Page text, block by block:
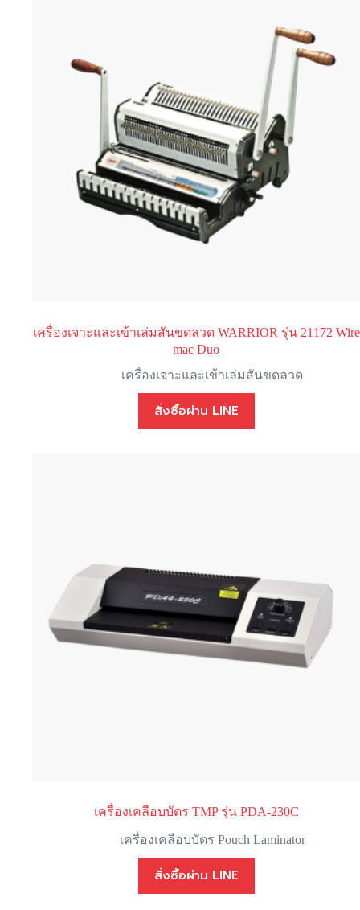
เครื่องเจาะและเข้าเล่มสันขดลวด WARRIOR รุ่น 21172 Wire
mac Duo
เครื่องเจาะและเข้าเล่มสันขดลวด
สั่งซื้อผ่าน LINE
เครื่องเคลือบบัตร TMP รุ่น PDA-230C
เครื่องเคลือบบัตร Pouch Laminator
สั่งซื้อผ่าน LINE